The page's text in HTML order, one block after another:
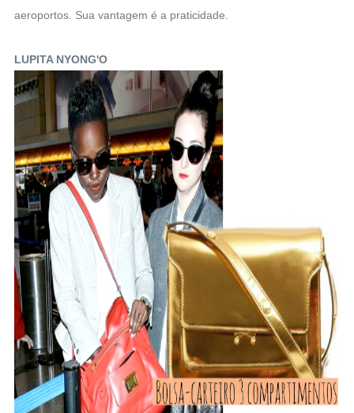
aeroportos. Sua vantagem é a praticidade.
LUPITA NYONG'O